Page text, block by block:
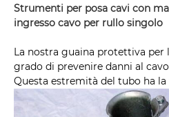
Strumenti per posa cavi con
ingresso cavo per rullo singolo
La nostra guaina protettiva per
grado di prevenire danni al
Questa estremità del tubo ha